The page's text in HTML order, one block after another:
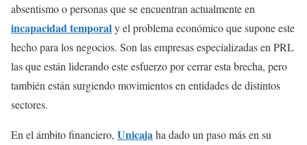
absentismo o personas que se encuentran actualmente en
incapacidad temporaly el problema económico que supone este
hecho para los negocios. Son las empresas especializadas en PRL
las que están liderando este esfuerzo por cerrar esta brecha, pero
también están surgiendo movimientos en entidades de distintos
sectores.
En el ámbito financiero, Unicajaha dado un paso más en su